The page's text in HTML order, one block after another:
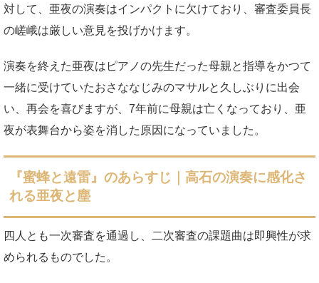
対して、亜夜の演奏はインパクトに欠けており、審査委員長
の嵯峨は厳しい意見を投げかけます。
演奏を終えた亜夜はピアノの先生だった母親と指導をかつて
一緒に受けていたおさななじみのマサルと久しぶりに出会
い、再会を喜びますが、7年前に母親は亡くなっており、亜
夜が表舞台から姿を消した原因になっていました。
『蜜蜂と遠雷』のあらすじ｜高石の演奏に感化さ
れる亜夜と塵
四人とも一次審査を通過し、二次審査の課題曲は即興性が求
められるものでした。